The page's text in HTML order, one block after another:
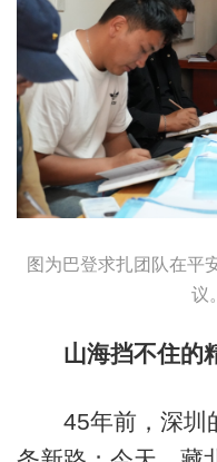
图为巴登求扎团队在平
议
山海挡不住的
45年前，深圳